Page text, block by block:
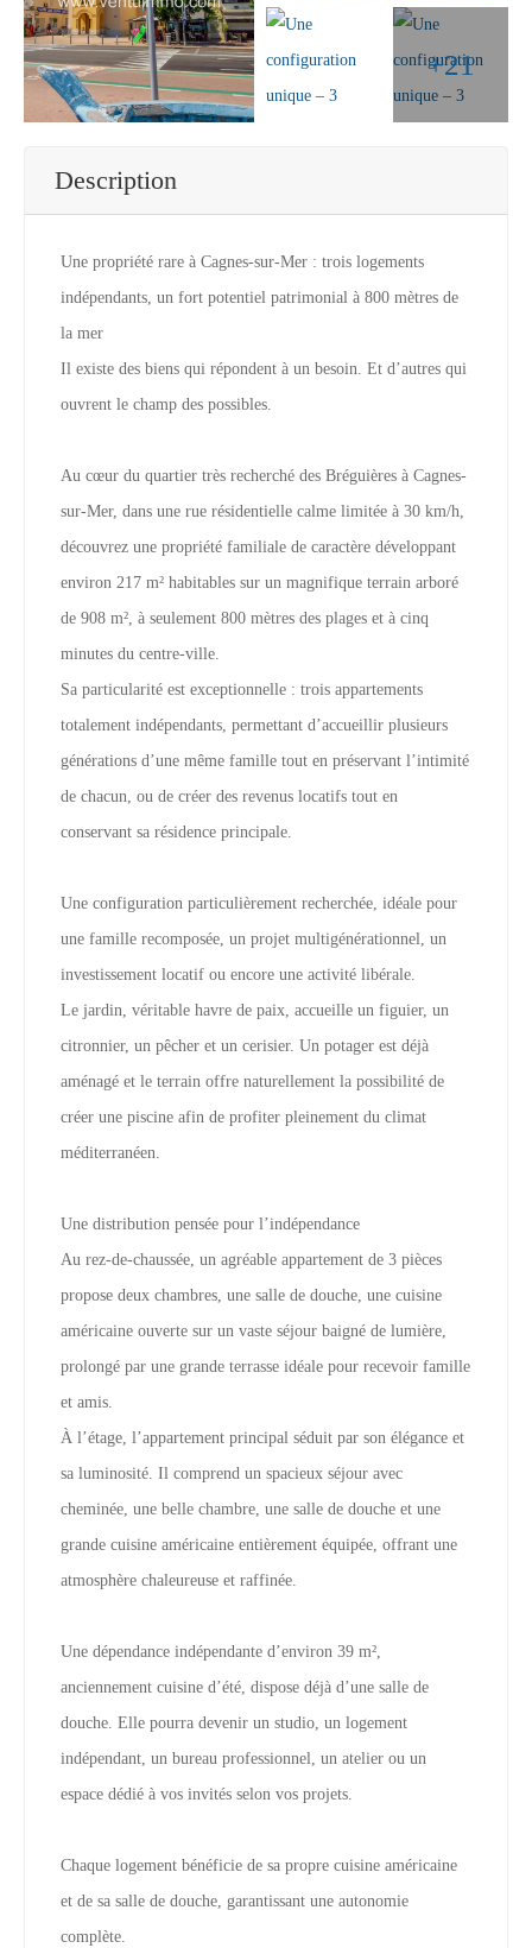
+21
Description
Une propriété rare à Cagnes-sur-Mer : trois logements
indépendants, un fort potentiel patrimonial à 800 mètres de
la mer
Il existe des biens qui répondent à un besoin. Et d’autres qui
ouvrent le champ des possibles.
Au cœur du quartier très recherché des Bréguières à Cagnes-
sur-Mer, dans une rue résidentielle calme limitée à 30 km/h,
découvrez une propriété familiale de caractère développant
environ 217 m² habitables sur un magnifique terrain arboré
de 908 m², à seulement 800 mètres des plages et à cinq
minutes du centre-ville.
Sa particularité est exceptionnelle : trois appartements
totalement indépendants, permettant d’accueillir plusieurs
générations d’une même famille tout en préservant l’intimité
de chacun, ou de créer des revenus locatifs tout en
conservant sa résidence principale.
Une configuration particulièrement recherchée, idéale pour
une famille recomposée, un projet multigénérationnel, un
investissement locatif ou encore une activité libérale.
Le jardin, véritable havre de paix, accueille un figuier, un
citronnier, un pêcher et un cerisier. Un potager est déjà
aménagé et le terrain offre naturellement la possibilité de
créer une piscine afin de profiter pleinement du climat
méditerranéen.
Une distribution pensée pour l’indépendance
Au rez-de-chaussée, un agréable appartement de 3 pièces
propose deux chambres, une salle de douche, une cuisine
américaine ouverte sur un vaste séjour baigné de lumière,
prolongé par une grande terrasse idéale pour recevoir famille
et amis.
À l’étage, l’appartement principal séduit par son élégance et
sa luminosité. Il comprend un spacieux séjour avec
cheminée, une belle chambre, une salle de douche et une
grande cuisine américaine entièrement équipée, offrant une
atmosphère chaleureuse et raffinée.
Une dépendance indépendante d’environ 39 m²,
anciennement cuisine d’été, dispose déjà d’une salle de
douche. Elle pourra devenir un studio, un logement
indépendant, un bureau professionnel, un atelier ou un
espace dédié à vos invités selon vos projets.
Chaque logement bénéficie de sa propre cuisine américaine
et de sa salle de douche, garantissant une autonomie
complète.